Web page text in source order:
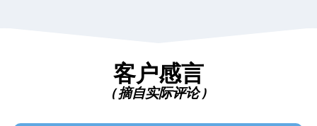
客户感言
( 摘自实际评论 )